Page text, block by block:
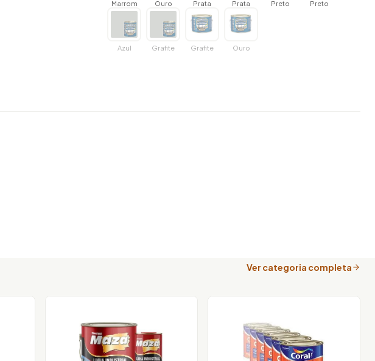
Marrom Ouro Prata Prata Preto Preto
Azul Grafite Grafite Ouro
Ver categoria completa